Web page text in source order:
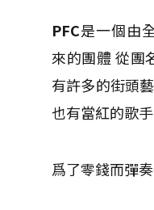
PFC是一個由
來的團體 從團
有許多的街頭
也有當紅的歌
爲了零錢而彈